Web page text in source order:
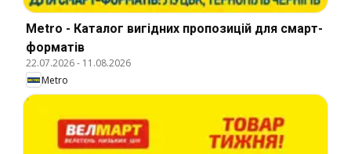
Metro - Каталог вигідних пропозицій для смарт-
форматів
22.07.2026- 11.08.2026
Metro